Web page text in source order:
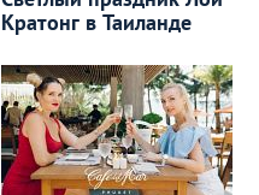
Кратонг в Таиланде